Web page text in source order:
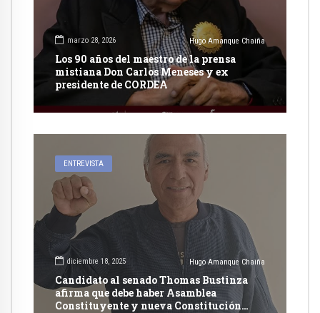
marzo 28, 2026 Hugo Amanque Chaiña
Los 90 años del maestro de la prensa
mistiana Don Carlos Meneses y ex
presidente de CORDEA
ENTREVISTA
diciembre 18, 2025 Hugo Amanque Chaiña
Candidato al senado Thomas Bustinza
afirma que debe haber Asamblea
Constituyente y nueva Constitución